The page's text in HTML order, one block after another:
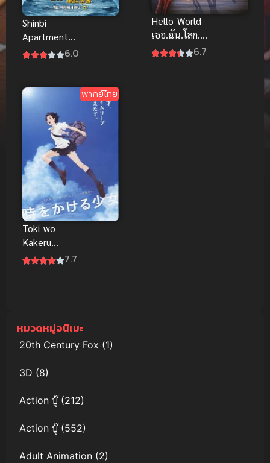
Shinbi
Apartment
Rhe movie
ชินบิ หอพัก
อลเวง เดอะ
มูฟวี่ ตอนโท
เกบีสีทองกับถ้ำ
แห่งความลับ
พากย์ไทย
6.0
Hello World
เธอ.ฉัน.โลก.เร
า พากย์ไทย6.7
พากย์ไทย
Toki wo
Kakeru
Shoujo กระ7.7
หมวดหมู่อนิเมะ
20th Century Fox(1)
3D (8)
Action บู๊(212)
Action บู๊(552)
Adult Animation (2)